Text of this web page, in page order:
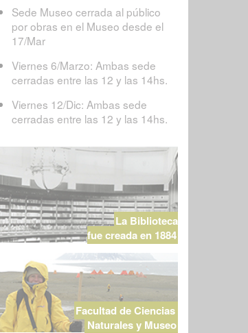
Sede Museo cerrada al público
por obras en el Museo desde el
17/Mar
Viernes 6/Marzo: Ambas sede
cerradas entre las 12 y las 14hs.
Viernes 12/Dic: Ambas sede
cerradas entre las 12 y las 14hs.
La Biblioteca
fue creada en 1884
Facultad de Ciencias
Naturales y Museo